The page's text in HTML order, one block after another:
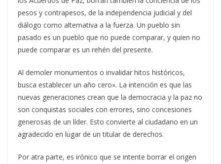
pesos y contrapesos, de la independencia judicial y del
diálogo como alternativa a la fuerza. Un pueblo sin
pasado es un pueblo que no puede comparar, y quien no
puede comparar es un rehén del presente.
Al demoler monumentos o invalidar hitos históricos,
busca establecer un año cero». La intención es que las
nuevas generaciones crean que la democracia y la paz no
son conquistas sociales con errores, sino concesiones
generosas de un líder. Esto convierte al ciudadano en un
agradecido en lugar de un titular de derechos.
Por atra parte, es irónico que se intente borrar el origen